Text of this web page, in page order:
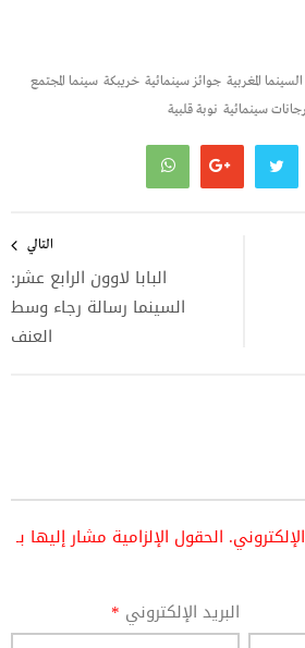
السينما المغربية جوائز سينمائية خريبكة سينما المجتمع
سينمائية نوبة قلبية
التالي
البابا لاوون الرابع عشر:
السينما رسالة رجاء وسط
العنف
الحقول الإلزامية مشار إليها بـ
البريد الإلكتروني *